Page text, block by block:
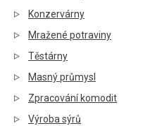
Konzervárny
Mražené potraviny
Těstárny
Masný průmysl
Zpracování komodit
Výroba sýrů